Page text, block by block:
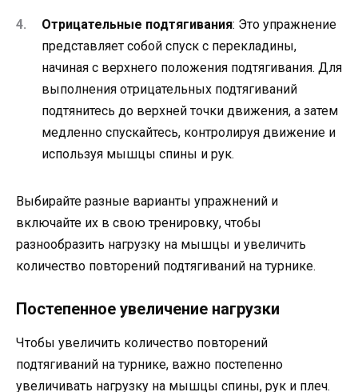
Отрицательные подтягивания: Это упражнение
представляет собой спуск с перекладины,
начиная с верхнего положения подтягивания. Для
выполнения отрицательных подтягиваний
подтянитесь до верхней точки движения, а затем
медленно спускайтесь, контролируя движение и
используя мышцы спины и рук.
Выбирайте разные варианты упражнений и
включайте их в свою тренировку, чтобы
разнообразить нагрузку на мышцы и увеличить
количество повторений подтягиваний на турнике.
Постепенное увеличение нагрузки
Чтобы увеличить количество повторений
подтягиваний на турнике, важно постепенно
увеличивать нагрузку на мышцы спины, рук и плеч.